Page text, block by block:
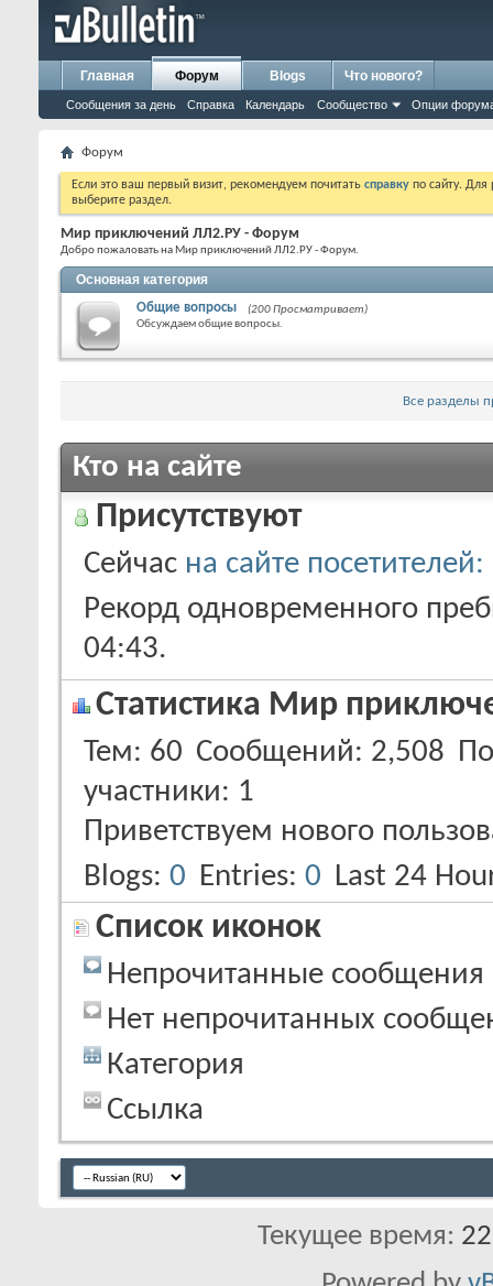
Главная Форум
Сообщения за день Справка Календарь Сообщество Опции
Blogs Что нового?
Форум
Если это ваш первый визит, рекомендуем почитать справку по сайту.
выберите раздел.
Мир приключений ЛЛ2.РУ - Форум
Добро пожаловать на Мир приключений ЛЛ2.РУ - Форум.
Основная категория
Общие вопросы
(200 Просматривает)
Обсуждаем общие вопросы.
Все разделы
Кто на сайте
Присутствуют
Сейчас на сайте
Рекорд одновременного
04:43.
Статистика Мир
Тем 60 Сообщений 2,508
участники
1
Приветствуем нового
Blogs 0 Entries 0 Last 24
Список иконок
Непрочитанные сообщения
Нет непрочитанных
Категория
Ссылка
Текущее время: